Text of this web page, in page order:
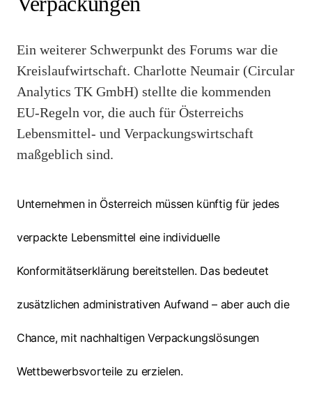
Ein weiterer Schwerpunkt des Forums war die
Kreislaufwirtschaft. Charlotte Neumair (Circular
Analytics TK GmbH) stellte die kommenden
EU-Regeln vor, die auch für Österreichs
Lebensmittel- und Verpackungswirtschaft
maßgeblich sind.
Unternehmen in Österreich müssen künftig für jedes
verpackte Lebensmittel eine individuelle
Konformitätserklärung bereitstellen. Das bedeutet
zusätzlichen administrativen Aufwand – aber auch die
Chance, mit nachhaltigen Verpackungslösungen
Wettbewerbsvorteile zu erzielen.